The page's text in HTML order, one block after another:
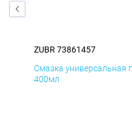
ZUBR 73861457
Смазка универсальная
400мл